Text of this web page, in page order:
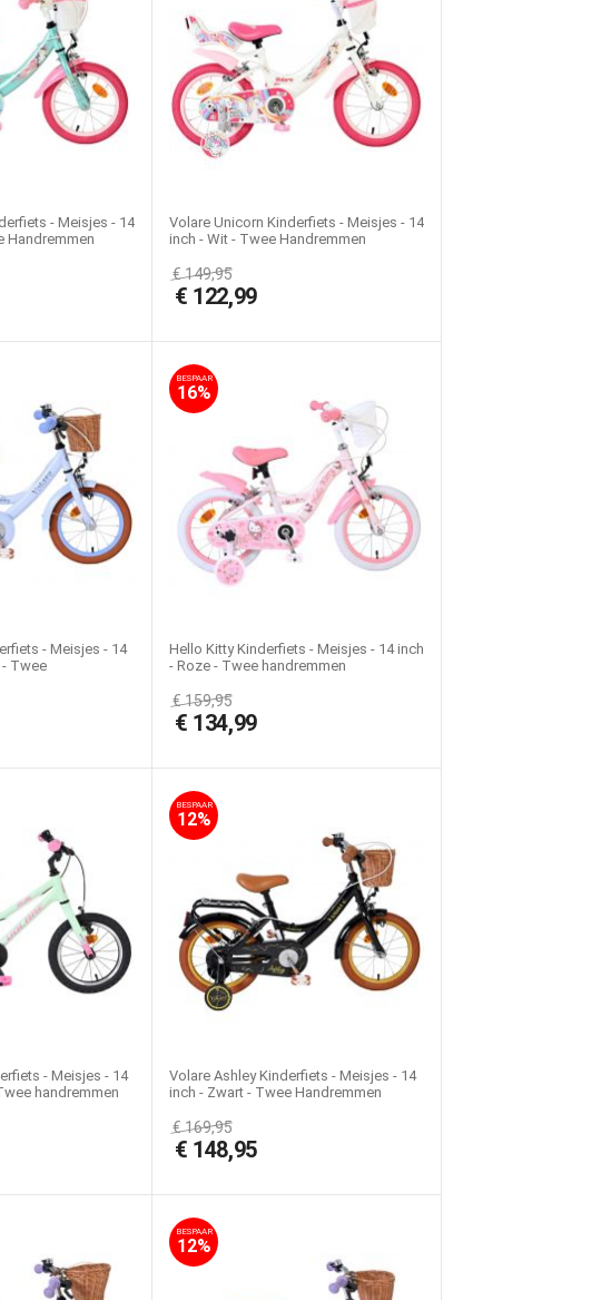
- Meisjes - 14
Handremmen
Volare Unicorn Kinderfiets - Meisjes - 14
inch - Wit - Twee Handremmen
€149,95
€ 122,99
- Meisjes - 14
- Twee
BESPAAR
16%
Hello Kitty Kinderfiets - Meisjes - 14 inch
- Roze - Twee handremmen
€159,95
€ 134,99
- Meisjes - 14
handremmen
BESPAAR
12%
Volare Ashley Kinderfiets - Meisjes - 14
inch - Zwart - Twee Handremmen
€169,95
€ 148,95
BESPAAR
12%